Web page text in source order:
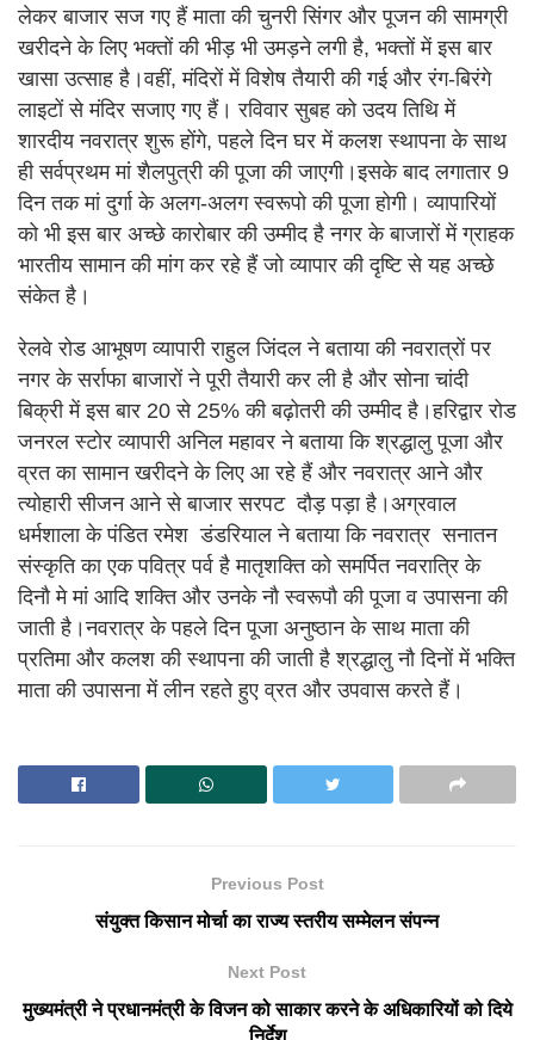
लेकर बाजार सज गए हैं माता की चुनरी सिंगर और पूजन की सामग्री
खरीदने के लिए भक्तों की भीड़ भी उमड़ने लगी है, भक्तों में इस बार
खासा उत्साह है।वहीं, मंदिरों में विशेष तैयारी की गई और रंग-बिरंगे
लाइटों से मंदिर सजाए गए हैं। रविवार सुबह को उदय तिथि में
शारदीय नवरात्र शुरू होंगे, पहले दिन घर में कलश स्थापना के साथ
ही सर्वप्रथम मां शैलपुत्री की पूजा की जाएगी।इसके बाद लगातार 9
दिन तक मां दुर्गा के अलग-अलग स्वरूपो की पूजा होगी। व्यापारियों
को भी इस बार अच्छे कारोबार की उम्मीद है नगर के बाजारों में ग्राहक
भारतीय सामान की मांग कर रहे हैं जो व्यापार की दृष्टि से यह अच्छे
संकेत है।
रेलवे रोड आभूषण व्यापारी राहुल जिंदल ने बताया की नवरात्रों पर
नगर के सर्राफा बाजारों ने पूरी तैयारी कर ली है और सोना चांदी
बिक्री में इस बार 20 से 25% की बढ़ोतरी की उम्मीद है।हरिद्वार रोड
जनरल स्टोर व्यापारी अनिल महावर ने बताया कि श्रद्धालु पूजा और
व्रत का सामान खरीदने के लिए आ रहे हैं और नवरात्र आने और
त्योहारी सीजन आने से बाजार सरपट दौड़ पड़ा है।अग्रवाल
धर्मशाला के पंडित रमेश डंडरियाल ने बताया कि नवरात्र सनातन
संस्कृति का एक पवित्र पर्व है मातृशक्ति को समर्पित नवरात्रि के
दिनौ मे मां आदि शक्ति और उनके नौ स्वरूपौ की पूजा व उपासना की
जाती है।नवरात्र के पहले दिन पूजा अनुष्ठान के साथ माता की
प्रतिमा और कलश की स्थापना की जाती है श्रद्धालु नौ दिनों में भक्ति
माता की उपासना में लीन रहते हुए व्रत और उपवास करते हैं।
Previous Post
संयुक्त किसान मोर्चा का राज्य स्तरीय सम्मेलन संपन्न
Next Post
मुख्यमंत्री ने प्रधानमंत्री के विजन को साकार करने के अधिकारियों को दिये
निर्देश